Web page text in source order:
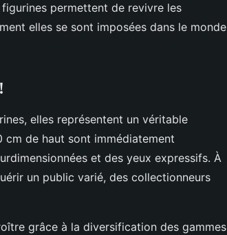
permettent de revivre les
elles se sont imposées dans le monde
elles représentent un véritable
cm de haut sont immédiatement
et des yeux expressifs. À
un public varié, des collectionneurs
grâce à la diversification des gammes